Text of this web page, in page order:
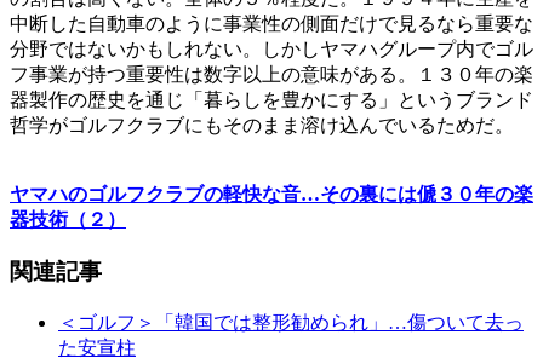
中断した自動車のように事業性の側面だけで見るなら重要な
分野ではないかもしれない。しかしヤマハグループ内でゴル
フ事業が持つ重要性は数字以上の意味がある。１３０年の楽
器製作の歴史を通じ「暮らしを豊かにする」というブランド
哲学がゴルフクラブにもそのまま溶け込んでいるためだ。
ヤマハのゴルフクラブの軽快な音…その裏には傂３０年の楽
器技術（２）
関連記事
＜ゴルフ＞「韓国では整形勧められ」…傷ついて去っ
た安宣柱